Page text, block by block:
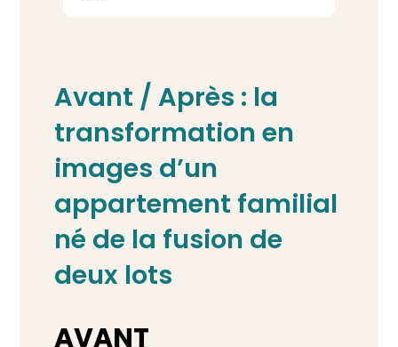
Avant / Après : la
transformation en
images d’un
appartement familial
né de la fusion de
deux lots
AVANT